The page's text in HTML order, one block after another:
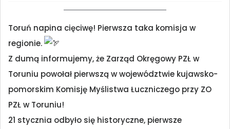
Toruń napina cięciwę! Pierwsza taka komisja w
regionie.
Z dumą informujemy, że Zarząd Okręgowy PZŁ w
Toruniu powołał pierwszą w województwie kujawsko-
pomorskim Komisję Myślistwa Łuczniczego przy ZO
PZŁ w Toruniu!
21 stycznia odbyło się historyczne, pierwsze